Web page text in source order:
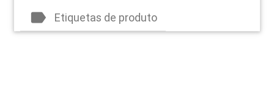
label Etiquetas de produto